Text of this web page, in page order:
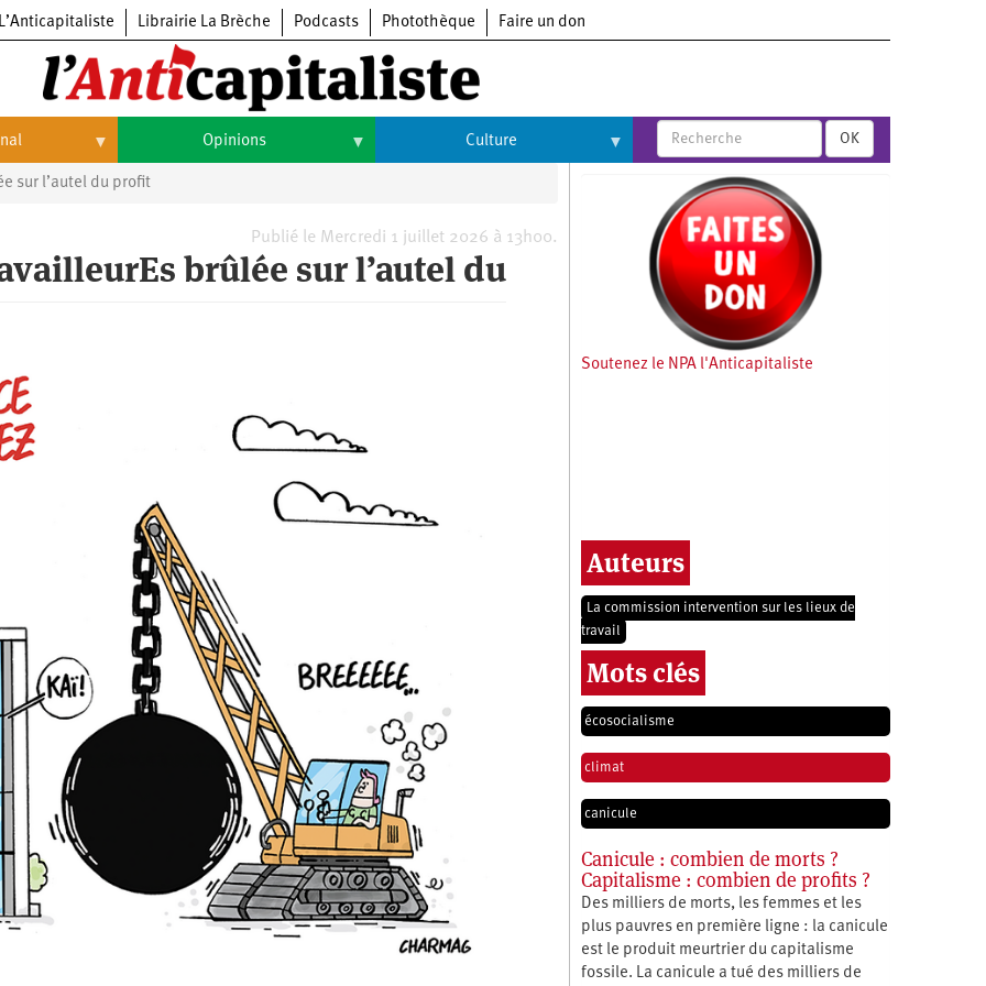
L’Anticapitaliste Librairie La Brèche Podcasts Photothèque Faire un don
Opinions
Opinions
Culture
Arts
Cinéma
OK
sur l’autel du profit
Publié le Mercredi 1 juillet 2026 à 13h00.
brûlée sur l’autel du
Soutenez le NPA l'Anticapitaliste
Auteurs
La commission intervention sur les lieux de
travail
Mots clés
écosocialisme
climat
canicule
Canicule : combien de morts ?
Capitalisme : combien de profits ?
Des milliers de morts, les femmes et les
plus pauvres en première ligne : la canicule
est le produit meurtrier du capitalisme
fossile. La canicule a tué des milliers de